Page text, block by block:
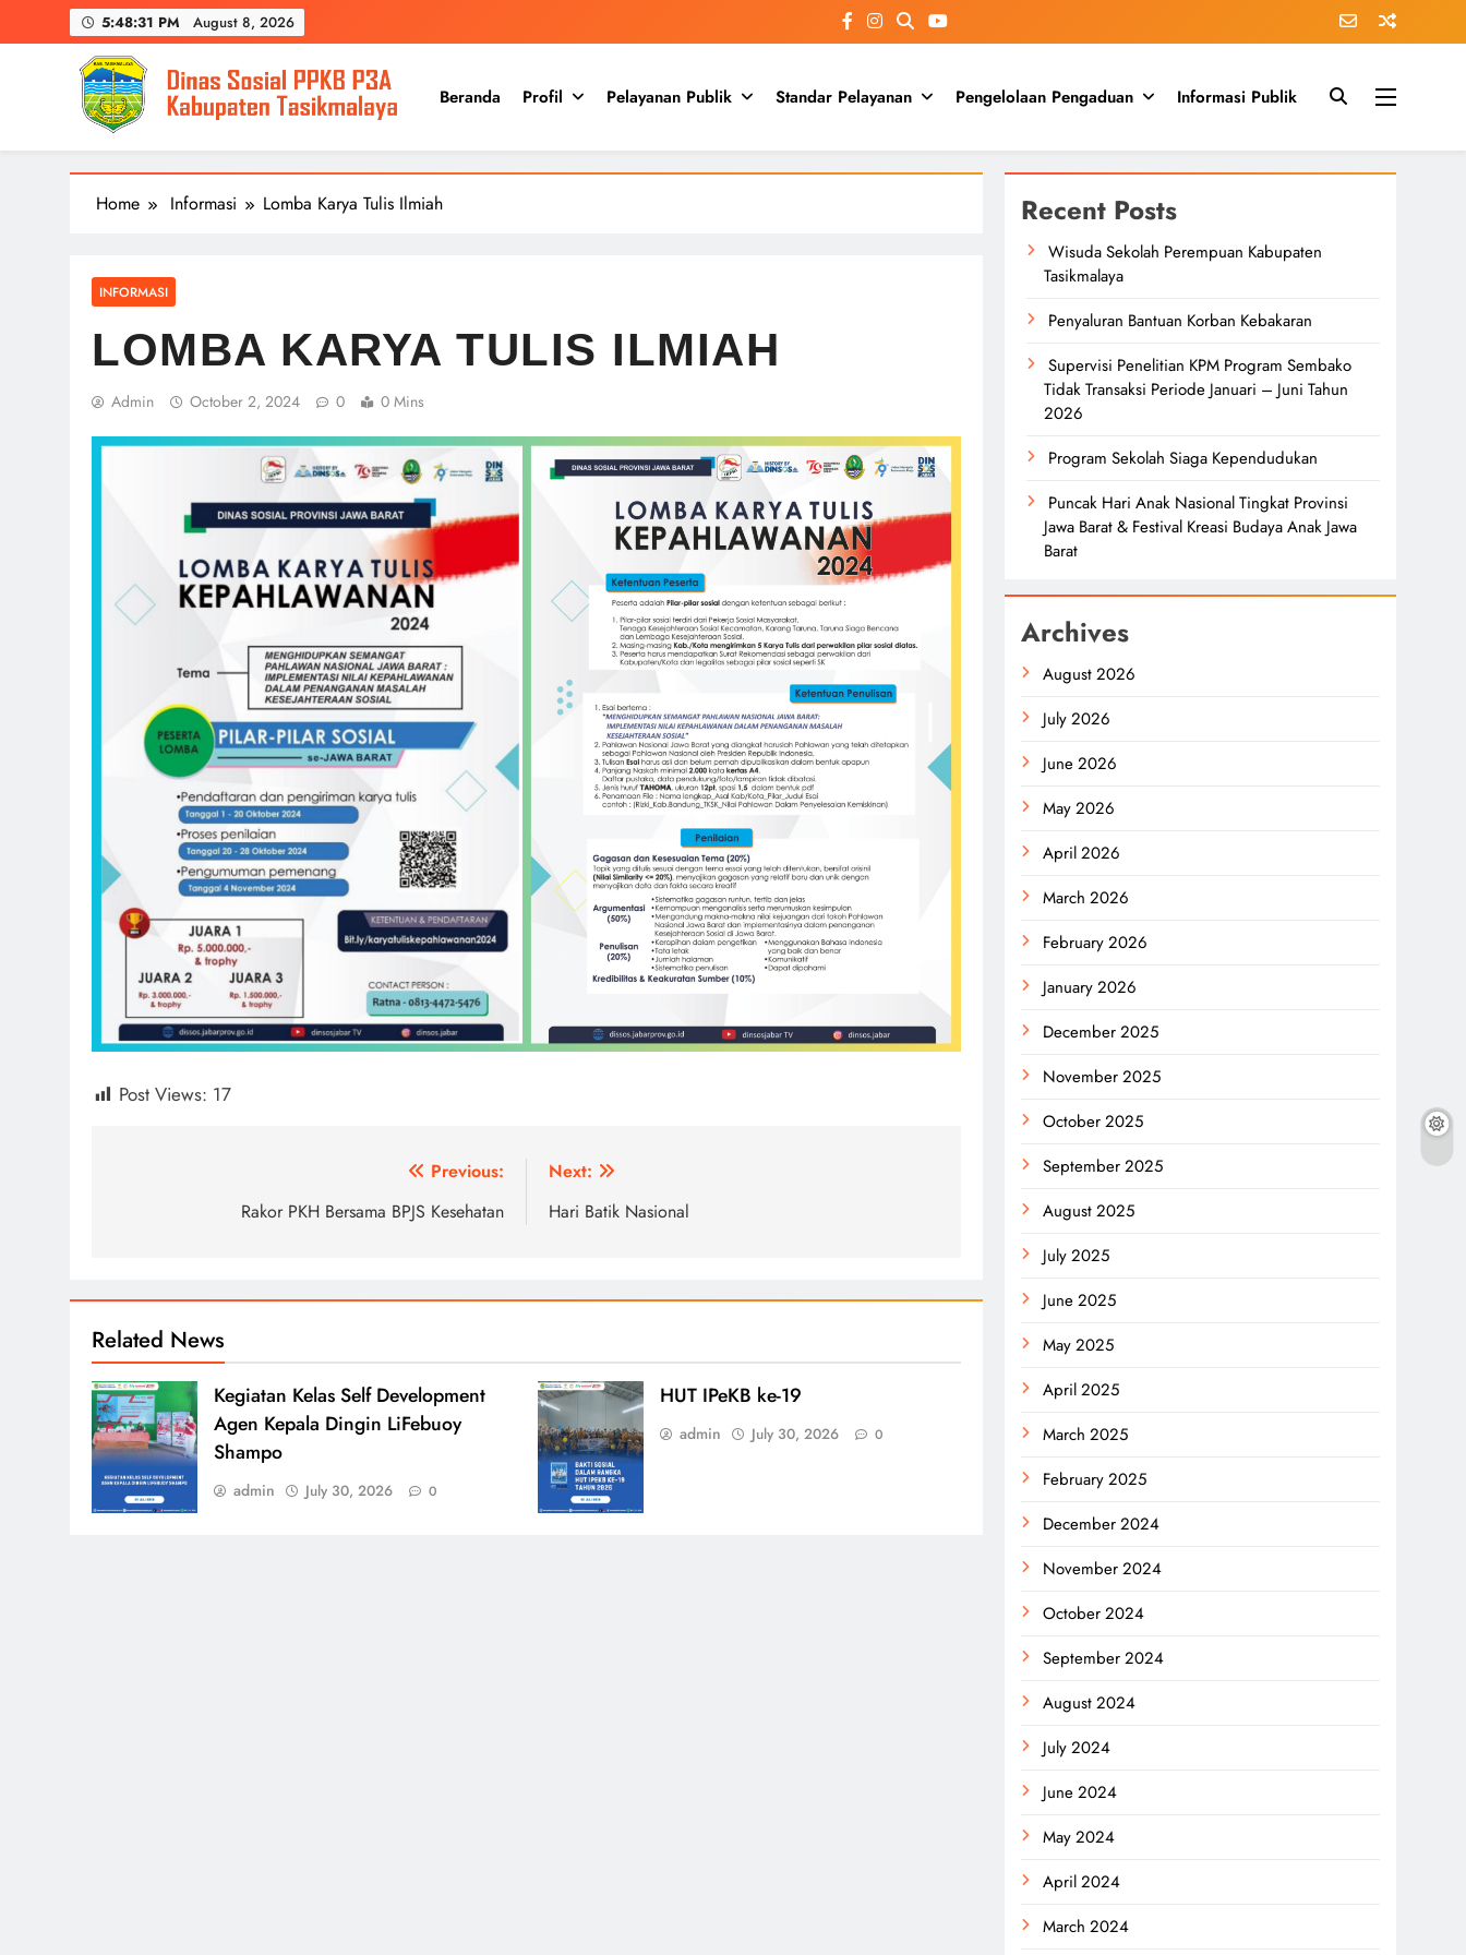
to
5:48:32 PM August 8, 2026
Beranda Profil Pelayanan Publik Standar Pelayanan Pengelolaan Pengaduan Informasi Publik
Home Informasi Lomba Karya Tulis Ilmiah
INFORMASI
LOMBA KARYA TULIS ILMIAH
Admin October 2, 2024 0 0 Mins
Post Views: 17
Previous:
Rakor PKH Bersama BPJS Kesehatan
Next:
Hari Batik Nasional
Related News
Kegiatan Kelas Self Development
Agen Kepala Dingin LiFebuoy
Shampo
admin July 30, 2026 0
HUT IPeKB ke-19
admin July 30, 2026 0
Recent Posts
Wisuda Sekolah Perempuan Kabupaten
Tasikmalaya
Penyaluran Bantuan Korban Kebakaran
Supervisi Penelitian KPM Program Sembako
Tidak Transaksi Periode Januari – Juni Tahun
2026
Program Sekolah Siaga Kependudukan
Puncak Hari Anak Nasional Tingkat Provinsi
Jawa Barat & Festival Kreasi Budaya Anak Jawa
Barat
Archives
August 2026
July 2026
June 2026
May 2026
April 2026
March 2026
February 2026
January 2026
December 2025
November 2025
October 2025
September 2025
August 2025
July 2025
June 2025
May 2025
April 2025
March 2025
February 2025
December 2024
November 2024
October 2024
September 2024
August 2024
July 2024
June 2024
May 2024
April 2024
March 2024